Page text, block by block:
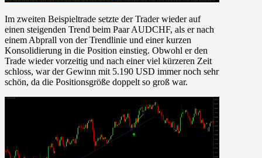
Im zweiten Beispieltrade setzte der Trader wieder auf
einen steigenden Trend beim Paar AUDCHF, als er nach
einem Abprall von der Trendlinie und einer kurzen
Konsolidierung in die Position einstieg. Obwohl er den
Trade wieder vorzeitig und nach einer viel kürzeren Zeit
schloss, war der Gewinn mit 5.190 USD immer noch sehr
schön, da die Positionsgröße doppelt so groß war.